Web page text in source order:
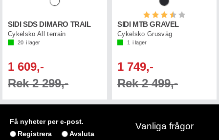
SIDI SDS DIMARO TRAIL
Cykelsko All terrain
20 i lager
1 609,-
Rek 2 299,-
Betyg:
SIDI MTB GRAVEL
Cykelsko Grusväg
1 i lager
1 749,-
Rek 2 499,-
Få nyheter per e-post.
Registrera
Avsluta
Vanliga frågor